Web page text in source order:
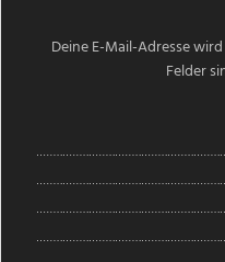
Deine E-Mail-Adresse
Felder